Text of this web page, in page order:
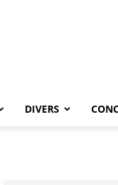
DIVERS